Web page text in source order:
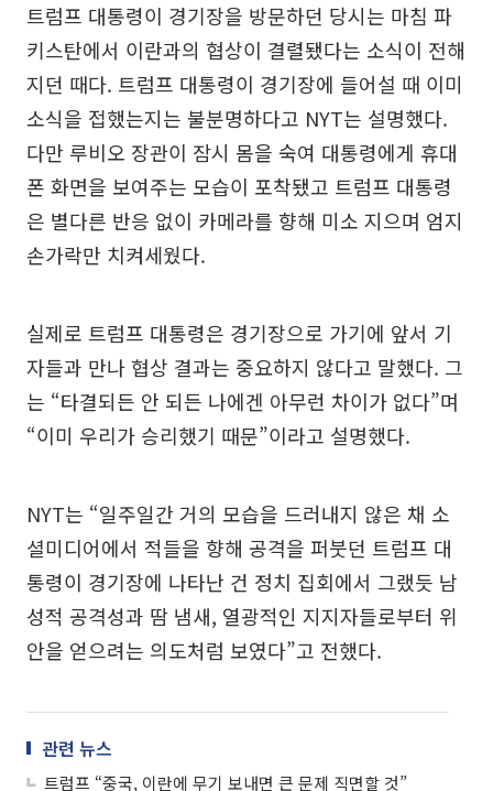
트럼프 대통령이 경기장을 방문하던 당시는 마침 파
키스탄에서 이란과의 협상이 결렬됐다는 소식이 전해
지던 때다. 트럼프 대통령이 경기장에 들어설 때 이미
소식을 접했는지는 불분명하다고 NYT는 설명했다.
다만 루비오 장관이 잠시 몸을 숙여 대통령에게 휴대
폰 화면을 보여주는 모습이 포착됐고 트럼프 대통령
은 별다른 반응 없이 카메라를 향해 미소 지으며 엄지
손가락만 치켜세웠다.
실제로 트럼프 대통령은 경기장으로 가기에 앞서 기
자들과 만나 협상 결과는 중요하지 않다고 말했다. 그
는 “타결되든 안 되든 나에겐 아무런 차이가 없다”며
“이미 우리가 승리했기 때문”이라고 설명했다.
NYT는 “일주일간 거의 모습을 드러내지 않은 채 소
셜미디어에서 적들을 향해 공격을 퍼붓던 트럼프 대
통령이 경기장에 나타난 건 정치 집회에서 그랬듯 남
성적 공격성과 땀 냄새, 열광적인 지지자들로부터 위
안을 얻으려는 의도처럼 보였다”고 전했다.
관련 뉴스
트럼프 “중국, 이란에 무기 보내면 큰 문제 직면할 것”